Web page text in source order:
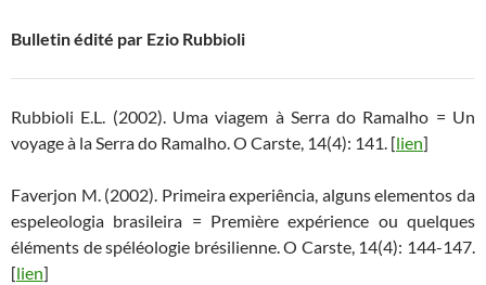
Bulletin édité par Ezio Rubbioli
Rubbioli E.L. (2002). Uma viagem à Serra do Ramalho = Un
voyage à la Serra do Ramalho. O Carste, 14(4): 141. [lien]
Faverjon M. (2002). Primeira experiência, alguns elementos da
espeleologia brasileira = Première expérience ou quelques
éléments de spéléologie brésilienne. O Carste, 14(4): 144-147.
[lien]